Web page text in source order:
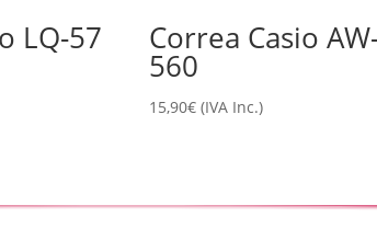
LQ-57 Correa Casio
560
15,90€ (IVA Inc.)